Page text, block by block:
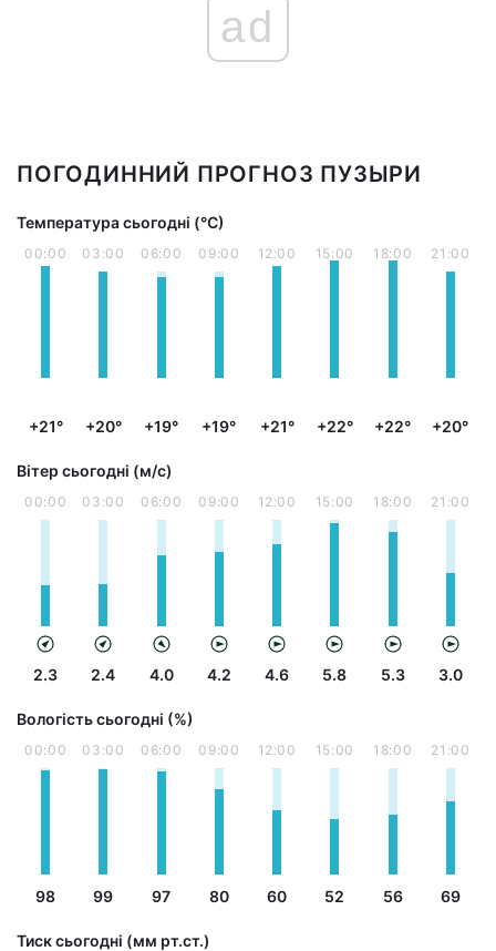
ad
ПОГОДИННИЙ ПРОГНОЗ ПУЗЫРИ
Температура сьогодні (°С)
00:00
+21°
03:00
+20°
06:00
+19°
09:00
+19°
12:00
+21°
15:00
+22°
18:00
+22°
21:00
+20°
Вітер сьогодні (м/с)
00:00
2.3
03:00
2.4
06:00
4.0
09:00
4.2
12:00
4.6
15:00
5.8
18:00
5.3
21:00
3.0
Вологість сьогодні (%)
00:00
98
03:00
99
06:00
97
09:00
80
12:00
60
15:00
52
18:00
56
21:00
69
Тиск сьогодні (мм рт.ст.)